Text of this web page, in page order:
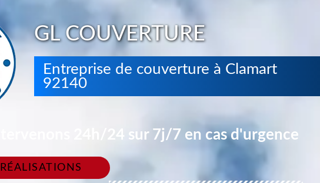
GL COUVERTURE
Entreprise de couverture à Clamart
92140
24h/24 sur 7j/7 en cas d'urgence